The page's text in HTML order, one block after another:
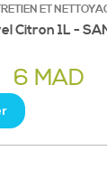
ET
Citron 1L -
6 MAD